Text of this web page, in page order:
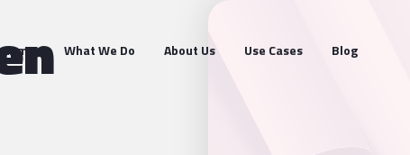
Home What We Do About Us Use Cases Blog